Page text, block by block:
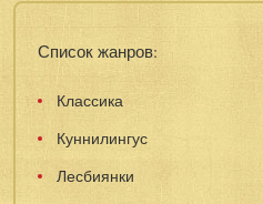
Список жанров:
Классика
Куннилингус
Лесбиянки